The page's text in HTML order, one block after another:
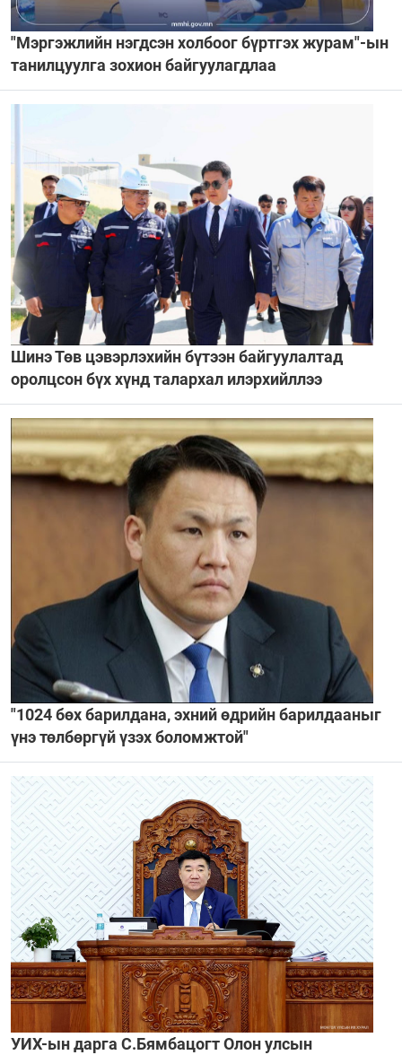
"Мэргэжлийн нэгдсэн холбоог бүртгэх журам"-ын
танилцуулга зохион байгуулагдлаа
Шинэ Төв цэвэрлэхийн бүтээн байгуулалтад
оролцсон бүх хүнд талархал илэрхийллээ
"1024 бөх барилдана, эхний өдрийн барилдааныг
үнэ төлбөргүй үзэх боломжтой"
УИХ-ын дарга С.Бямбацогт Олон улсын